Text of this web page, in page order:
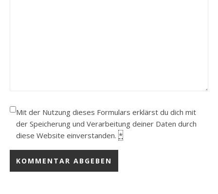
Mit der Nutzung dieses Formulars erklärst du dich mit
der Speicherung und Verarbeitung deiner Daten durch
diese Website einverstanden. *